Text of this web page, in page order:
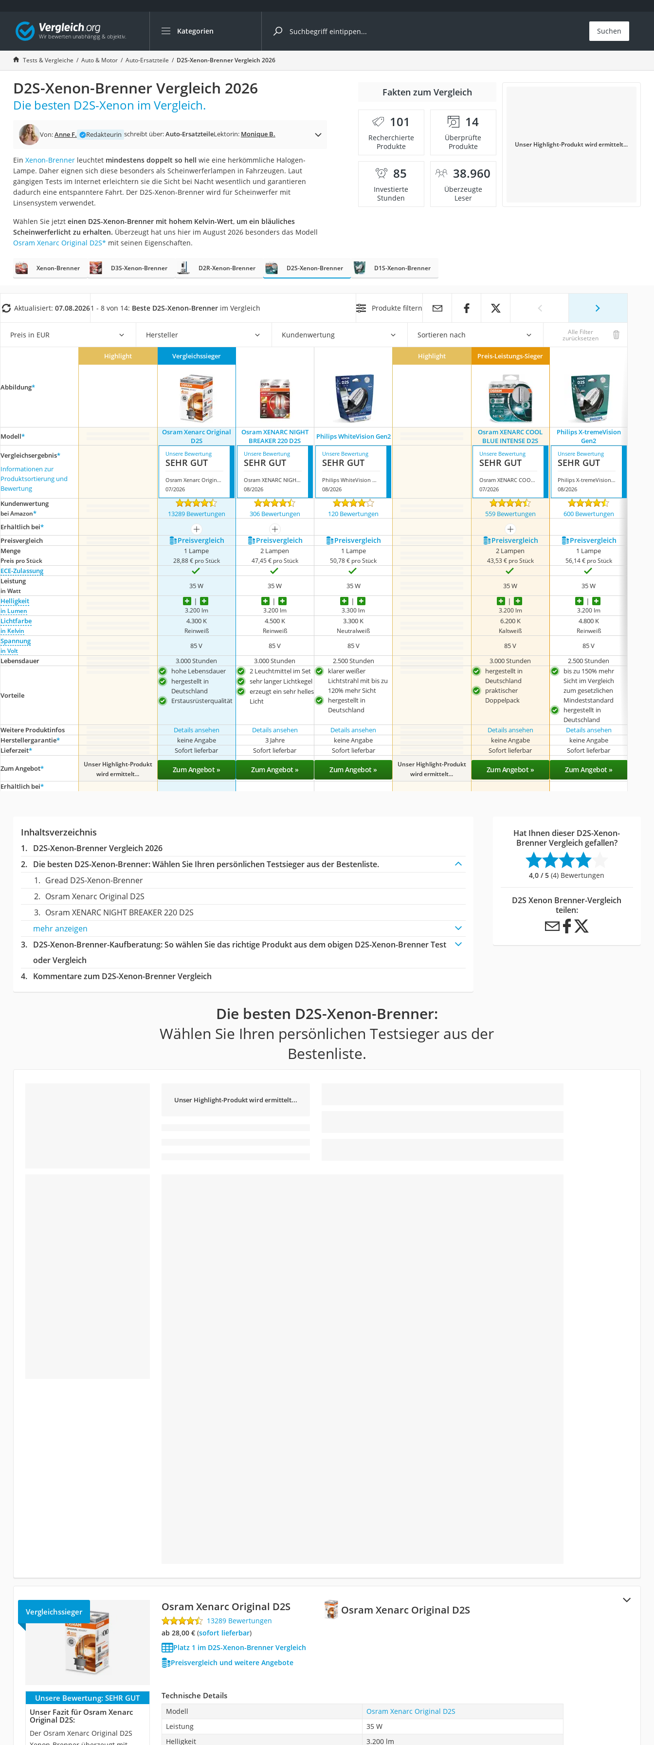
Kategorien
Die beliebtesten Vergleiche nach Kategorie
Auto & Motor
Fahrradträger-Anhängerkupplung (4 Fahrräder)
Fahrradträger
Fahrradträger (Anhängerkupplung)
Fahrradträger 3 Fahrräder
Benzinkanister (20 l)
Fahrradträger E-Bike
Benzinkanister
Marderschreck
AGM-Batterie Wohnmobil
Thule-Fahrradträger
Sommerreifen 205/55 R16
Starthilfe mit Kompressor
Felgenbaum
Diesel-Additiv
Wagenheber
Suchen
Tests & Vergleiche Auto & Motor Auto-Ersatzteile D2S-Xenon-Brenner Vergleich 2026
D2S-Xenon-Brenner Vergleich 2026
Die besten D2S-Xenon im Vergleich.
Von:Anne F. Redakteurin schreibt über:Auto-ErsatzteileLektorin: Monique B.
Ein Xenon-Brennerleuchtet mindestens doppelt so hell wie eine herkömmliche Halogen-
Lampe. Daher eignen sich diese besonders als Scheinwerferlampen in Fahrzeugen. Laut
gängigen Tests im Internet erleichtern sie die Sicht bei Nacht wesentlich und garantieren
dadurch eine entspanntere Fahrt. Der D2S-Xenon-Brenner wird für Scheinwerfer mit
Linsensystem verwendet.
Wählen Sie jetzt einen D2S-Xenon-Brenner mit hohem Kelvin-Wert, um ein bläuliches
Scheinwerferlicht zu erhalten. Überzeugt hat uns hier im August 2026 besonders das Modell
Osram Xenarc Original D2S* mit seinen Eigenschaften.
Fakten zum Vergleich
101
Recherchierte
Produkte
14
Überprüfte
Produkte
85
Investierte
Stunden
38.960
Überzeugte
Leser
Unser Highlight-Produkt wird ermittelt...
Xenon-Brenner D3S-Xenon-Brenner D2R-Xenon-Brenner D2S-Xenon-Brenner D1S-Xenon-Brenner
Aktualisiert: 07.08.20261 - 8 von 14: Beste D2S-Xenon-Brenner im Vergleich Produkte filtern
Preis in EUR Hersteller Kundenwertung Sortieren nach Alle Filter
zurücksetzen
Abbildung*
Highlight Vergleichssieger Highlight Preis-Leistungs-Sieger
Modell*
Osram Xenarc Original
D2S
Osram XENARC NIGHT
BREAKER 220 D2S
Philips WhiteVision Gen2
Osram XENARC COOL
BLUE INTENSE D2S
Philips X-tremeVision
Gen2
Vergleichsergebnis*
Informationen zur
Produktsortierung und
Bewertung
Unsere Bewertung
SEHR GUT
Osram Xenarc Original D2S
07/2026
Unsere Bewertung
SEHR GUT
Osram XENARC NIGHT BREAKER 220 D2S
08/2026
Unsere Bewertung
SEHR GUT
Philips WhiteVision Gen2
08/2026
Unsere Bewertung
SEHR GUT
Osram XENARC COOL BLUE INTENSE D2S
07/2026
Unsere Bewertung
SEHR GUT
Philips X-tremeVision Gen2
08/2026
Kundenwertung
bei Amazon* 13289 Bewertungen 306 Bewertungen 120 Bewertungen 559 Bewertungen 600 Bewertungen
Erhältlich bei*
mehr anzeigen mehr anzeigen
mehr anzeigen
Preis­vergleich
Preis­vergleich Preis­vergleich Preis­vergleich Preis­vergleich Preis­vergleich
Menge
Preis pro Stück
1 Lampe
28,88 € pro Stück
2 Lampen
47,45 € pro Stück
1 Lampe
50,78 € pro Stück
2 Lampen
43,53 € pro Stück
1 Lampe
56,14 € pro Stück
ECE-Zulassung
Leistung
in Watt
35 W 35 W 35 W 35 W
35 W
Helligkeit
in Lumen 3.200 lm 3.200 lm 3.300 lm 3.200 lm 3.200 lm
Lichtfarbe
in Kelvin
4.300 K
Reinweiß
4.500 K
Reinweiß
3.300 K
Neutralweiß
6.200 K
Kaltweiß
4.800 K
Reinweiß
Spannung
in Volt
85 V 85 V 85 V 85 V
85 V
Lebensdauer
3.000 Stunden 3.000 Stunden 2.500 Stunden 3.000 Stunden 2.500 Stunden
Vorteile
hohe Lebensdauer
hergestellt in
Deutschland
Erstausrüsterqualität
2 Leuchtmittel im Set
sehr langer Lichtkegel
erzeugt ein sehr helles
Licht
klarer weißer
Lichtstrahl mit bis zu
120% mehr Sicht
hergestellt in
Deutschland
hergestellt in
Deutschland
praktischer
Doppelpack
bis zu 150% mehr
Sicht im Vergleich
zum gesetzlichen
Mindeststandard
hergestellt in
Deutschland
Weitere Produktinfos
Details ansehen Details ansehen Details ansehen Details ansehen Details ansehen
Herstellergarantie* keine Angabe 3 Jahre keine Angabe keine Angabe
keine Angabe
Lieferzeit* Sofort lieferbar Sofort lieferbar Sofort lieferbar Sofort lieferbar Sofort lieferbar
Zum Angebot*
Unser Highlight-Produkt
wird ermittelt...
Zum Angebot » Zum Angebot » Zum Angebot »
Unser Highlight-Produkt
wird ermittelt...
Zum Angebot » Zum Angebot »
Erhältlich bei*
Inhaltsverzeichnis
D2S-Xenon-Brenner Vergleich 2026
Die besten D2S-Xenon-Brenner:Wählen Sie Ihren persönlichen Testsieger aus der Bestenliste.
Gread D2S-Xenon-Brenner
Osram Xenarc Original D2S
Osram XENARC NIGHT BREAKER 220 D2S
mehr anzeigen
D2S-Xenon-Brenner-Kaufberatung: So wählen Sie das richtige Produkt aus dem obigen D2S-Xenon-Brenner Test
oder Vergleich
Kommentare zum D2S-Xenon-Brenner Vergleich
Hat Ihnen dieser D2S-Xenon-
Brenner Vergleich gefallen?
4,0 / 5 (4) Bewertungen
D2S Xenon Brenner-Vergleich
teilen:
Die besten D2S-Xenon-Brenner:
Wählen Sie Ihren persönlichen Testsieger aus der
Bestenliste.
Unser Highlight-Produkt wird ermittelt...
Osram Xenarc Original D2S
Vergleichssieger Osram Xenarc Original D2S
13289 Bewertungen
ab 28,00 €( Sofort lieferbar)
Platz 1 im D2S-Xenon-Brenner Vergleich
Preisvergleich und weitere Angebote
Unsere Bewertung: SEHR GUT
Unser Fazit für Osram Xenarc
Original D2S:
Der Osram Xenarc Original D2S
Technische Details
Modell
Osram Xenarc Original D2S
Leistung
35 W
Helligkeit
3.200 lm